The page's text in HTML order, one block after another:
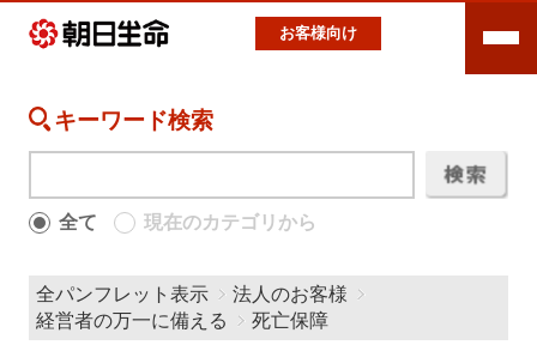
お客様向け
全パンフレット表示
法人のお客様
経営者の万一に備える
死亡保障
キーワード検索
全て 現在のカテゴリから